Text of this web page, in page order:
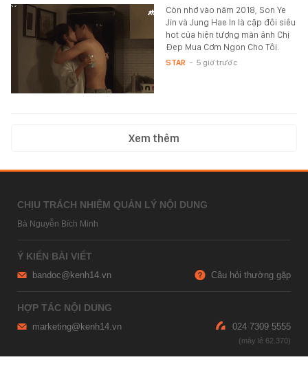
Còn nhớ vào năm 2018, Son Ye
Jin và Jung Hae In là cặp đôi siêu
hot của hiện tượng màn ảnh Chị
Đẹp Mua Cơm Ngon Cho Tôi.
STAR - 5 giờ trước
Xem thêm
CHỊU TRÁCH NHIỆM QUẢN LÝ NỘI DUNG
Bà Nguyễn Bích Minh
Ý KIẾN BÀI VIẾT
bandoc@kenh14.vn Câu hỏi thường gặp
HỢP TÁC NỘI DUNG
marketing@kenh14.vn 024 7309 5555